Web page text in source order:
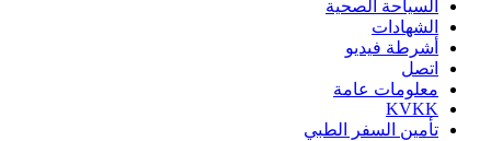
السياحة الصحية
الشهادات
أشرطة فيديو
اتصل
معلومات عامة
KVKK
تأمين السفر الطبي